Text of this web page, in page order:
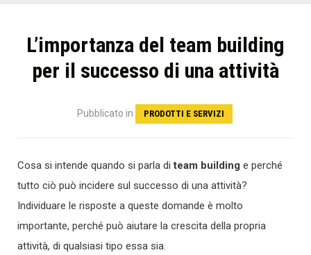
L’importanza del team building
per il successo di una attività
Pubblicato in PRODOTTI E SERVIZI
Cosa si intende quando si parla diteam building e perché
tutto ciò può incidere sul successo di una attività?
Individuare le risposte a queste domande è molto
importante, perché può aiutare la crescita della propria
attività, di qualsiasi tipo essa sia.